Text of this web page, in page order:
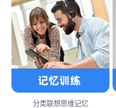
分类联想思维记忆